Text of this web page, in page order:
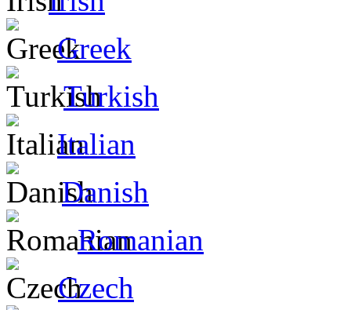
Greek
Turkish
Italian
Danish
Romanian
Czech